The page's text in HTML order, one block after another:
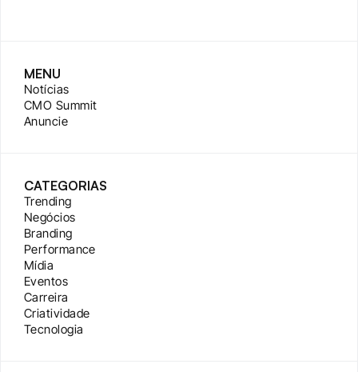
MENU
Notícias
CMO Summit
Anuncie
CATEGORIAS
Trending
Negócios
Branding
Performance
Mídia
Eventos
Carreira
Criatividade
Tecnologia